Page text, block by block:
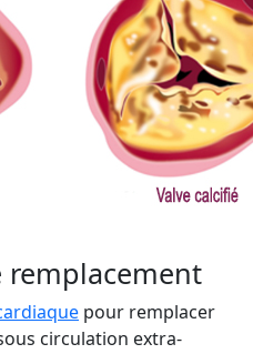
remplacement
pour remplacer
circulation extra-